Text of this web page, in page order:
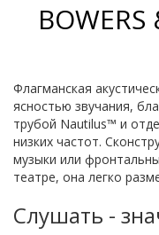
Флагманская
ясностью звучания,
трубой Nautilus™ и
низких частот.
музыки или
театре, она легко
Слушать -